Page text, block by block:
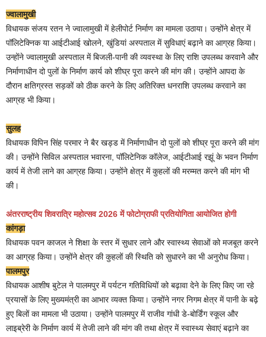
ज्वालामुखी
विधायक संजय रतन ने ज्वालामुखी में हेलीपोर्ट निर्माण का मामला उठाया। उन्होंने क्षेत्र में
पॉलिटेक्निक या आईटीआई खोलने, खुंडियां अस्पताल में सुविधाएं बढ़ाने का आग्रह किया।
उन्होंने ज्वालामुखी अस्पताल में बिजली-पानी की व्यवस्था के लिए राशि उपलब्ध करवानेे और
निर्माणाधीन दो पुलों के निर्माण कार्य को शीघ्र पूरा करने की मांग की। उन्होंने आपदा के
दौरान क्षतिग्रस्त सड़कों को ठीक करने के लिए अतिरिक्त धनराशि उपलब्ध करवाने का
आग्रह भी किया।
सुलह
विधायक विपिन सिंह परमार ने बैर खड्ड में निर्माणाधीन दो पुलों को शीघ्र पूरा करने की मांग
की। उन्होंने सिविल अस्पताल भवारना, पॉलिटेनिक कॉलेज, आईटीआई रझूं के भवन निर्माण
कार्य में तेजी लाने का आग्रह किया। उन्होंने क्षेत्र में कुहलों की मरम्मत करने की मांग भी
की।
अंतरराष्ट्रीय शिवरात्रि महोत्सव 2026 में फोटोग्राफी प्रतियोगिता आयोजित होगी
कांगड़ा
विधायक पवन काजल ने शिक्षा के स्तर में सुधार लाने और स्वास्थ्य सेवाओं को मजबूत करने
का आग्रह किया। उन्होंने क्षेत्र की कुहलों की स्थिति को सुधारने का भी अनुरोध किया।
पालमपुर
विधायक आशीष बुटेल ने पालमपुर में पर्यटन गतिविधियों को बढ़ावा देने के लिए किए जा रहे
प्रयासों के लिए मुख्यमंत्री का आभार व्यक्त किया। उन्होंने नगर निगम क्षेत्र में पानी के बढ़े
हुए बिलों का मामला भी उठाया। उन्होंने पालमपुर में राजीव गांधी डे-बोर्डिंग स्कूल और
लाइब्रेरी के निर्माण कार्य में तेजी लाने की मांग की तथा क्षेत्र में स्वास्थ्य सेवाएं बढ़ाने का